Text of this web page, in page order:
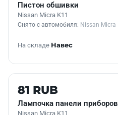
Пистон обшивки
Nissan Micra K11
Снято с автомобиля: Nissan Micra
На складе Навес
Б/У В НАЛИЧИИ
81 RUB
Лампочка панели приборов
Nissan Micra K11